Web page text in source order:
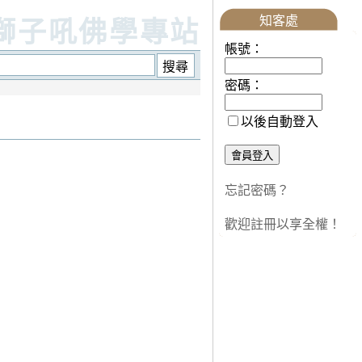
子吼佛學專站 知客處
帳號：
密碼：
以後自動登入
忘記密碼？
歡迎註冊以享全權！